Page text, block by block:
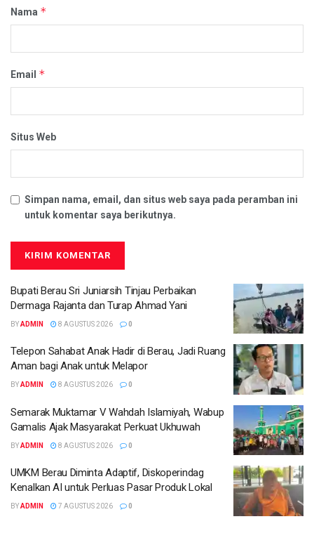
Nama *
Email *
Situs Web
Simpan nama, email, dan situs web saya pada peramban ini
untuk komentar saya berikutnya.
Bupati Berau Sri Juniarsih Tinjau Perbaikan
Dermaga Rajanta dan Turap Ahmad Yani
BYADMIN 8 AGUSTUS 2026 0
Telepon Sahabat Anak Hadir di Berau, Jadi Ruang
Aman bagi Anak untuk Melapor
BYADMIN 8 AGUSTUS 2026 0
Semarak Muktamar V Wahdah Islamiyah, Wabup
Gamalis Ajak Masyarakat Perkuat Ukhuwah
BYADMIN 8 AGUSTUS 2026 0
UMKM Berau Diminta Adaptif, Diskoperindag
Kenalkan AI untuk Perluas Pasar Produk Lokal
BYADMIN 7 AGUSTUS 2026 0